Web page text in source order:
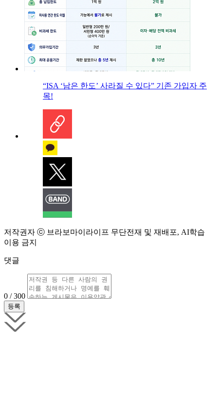
“ISA ‘남은 한도’ 사라질 수 있다” 기존 가입자 주
목!
저작권자 ⓒ 브라보마이라이프 무단전재 및 재배포, AI학습
이용 금지
댓글
0 / 300